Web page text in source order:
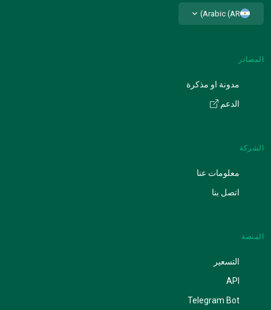
Arabic (AR)
المصادر
مدونة او مذكرة
الدعم
الشركة
معلومات عنا
اتصل بنا
المنصة
التسعير
API
Telegram Bot